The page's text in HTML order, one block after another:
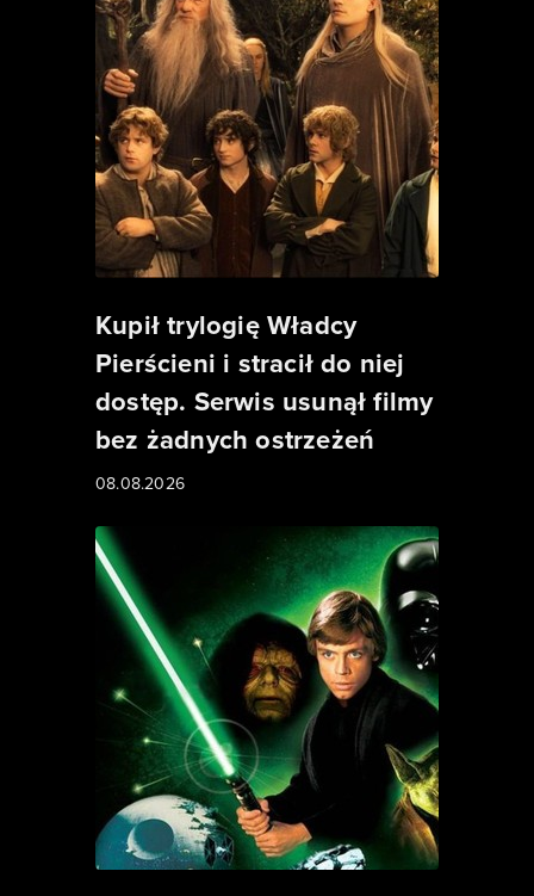
Kupił trylogię Władcy
Pierścieni i stracił do niej
dostęp. Serwis usunął filmy
bez żadnych ostrzeżeń
08.08.2026